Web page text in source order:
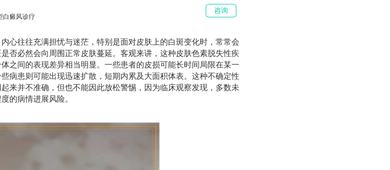
白癜风诊疗
咨询
心往往充满担忧与迷茫，特别是面对皮肤上的白斑变化时，常常会
否必然会向周围正常皮肤蔓延。客观来讲，这种皮肤色素脱失性疾
之间的表现差异相当明显。一些患者的皮损可能长时间局限在某一
病患则可能出现迅速扩散，短期内累及大面积体表。这种不确定性
来并不准确，但也不能因此放松警惕，因为临床观察发现，多数未
的病情进展风险。